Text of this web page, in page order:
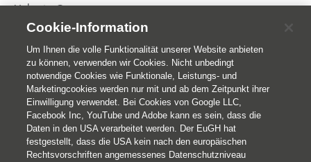
Helvetia Gruppe
Home
Publikationen
Cookie-Information
Um Ihnen die volle Funktionalität unserer Website anbieten
zu können, verwenden wir Cookies. Nicht unbedingt
notwendige Cookies wie Funktionale, Leistungs- und
Marketingcookies werden nur mit und ab dem Zeitpunkt ihrer
Einwilligung verwendet. Bei Cookies von Google LLC,
Facebook Inc, YouTube und Adobe kann es sein, dass die
Daten in den USA verarbeitet werden. Der EuGH hat
festgestellt, dass die USA kein nach den europäischen
Rechtsvorschriften angemessenes Datenschutzniveau